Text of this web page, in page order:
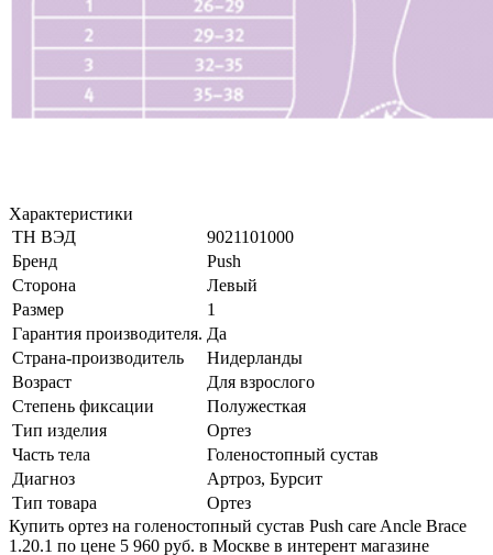
Характеристики
ТН ВЭД
9021101000
Бренд
Push
Сторона
Левый
Размер
1
Гарантия производителя. Да
Страна-производитель
Нидерланды
Возраст
Для взрослого
Степень фиксации
Полужесткая
Тип изделия
Ортез
Часть тела
Голеностопный сустав
Диагноз
Артроз, Бурсит
Тип товара
Ортез
Купить ортез на голеностопный сустав Push care Ancle Brace
1.20.1 по цене 5 960 руб. в Москве в интерент магазине